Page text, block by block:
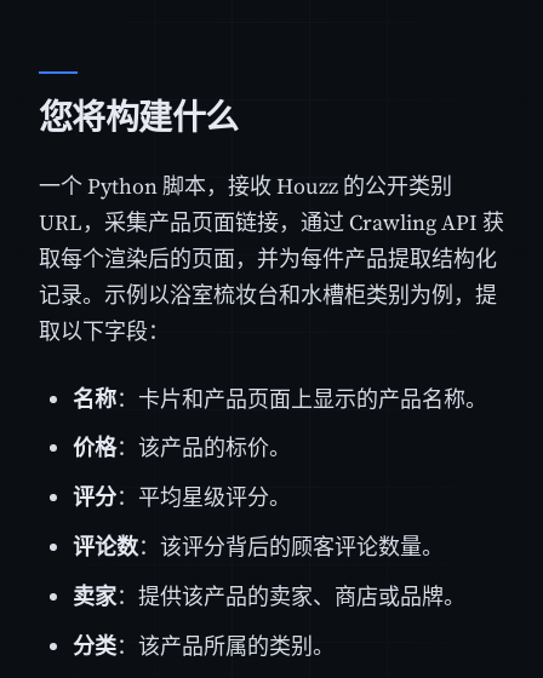
您将构建什么
一个 Python 脚本，接收 Houzz 的公开类别
URL，采集产品页面链接，通过 Crawling API 获
取每个渲染后的页面，并为每件产品提取结构化
记录。示例以浴室梳妆台和水槽柜类别为例，提
取以下字段：
名称：卡片和产品页面上显示的产品名称。
价格：该产品的标价。
评分：平均星级评分。
评论数：该评分背后的顾客评论数量。
卖家：提供该产品的卖家、商店或品牌。
分类：该产品所属的类别。